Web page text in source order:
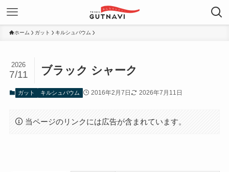
ホーム ガット キルシュバウム
ブラック シャーク
2026
7/11
ガット キルシュバウム 2016年2月7日 2026年7月11日
当ページのリンクには広告が含まれています。